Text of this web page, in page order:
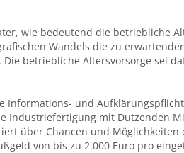
wie bedeutend die betriebliche
Wandels die zu
betriebliche Altersvorsorge sei
und
Industriefertigung mit Dutzenden
über Chancen und
von bis zu 2.000 Euro pro